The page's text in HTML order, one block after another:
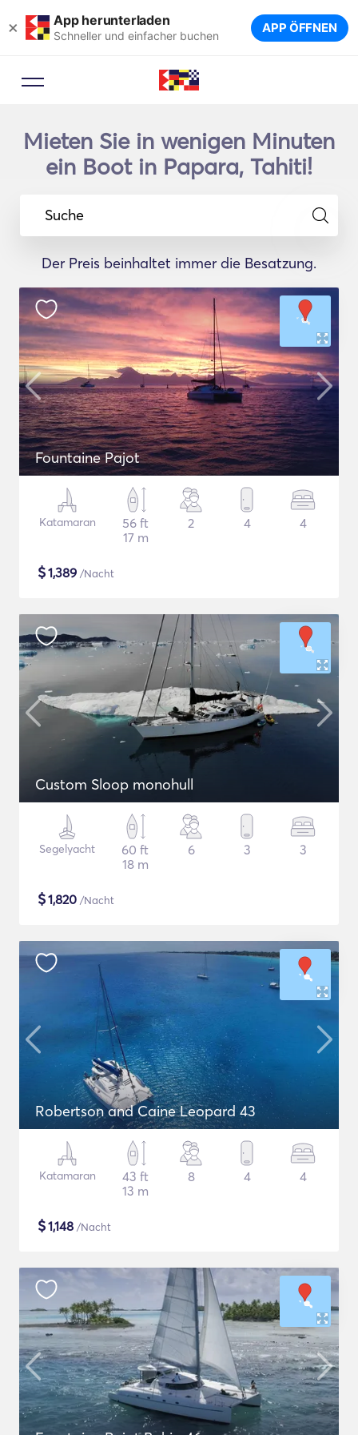
× App herunterladen
Schneller und einfacher buchen APP ÖFFNEN
Mieten Sie in wenigen Minuten
ein Boot in Papara, Tahiti!
Suche
Der Preis beinhaltet immer die Besatzung.
Fountaine Pajot
Katamaran
56 ft
17 m
2 4 4
$1,389 /Nacht
Custom Sloop monohull
Segelyacht
60 ft
18 m
6 3 3
$1,820 /Nacht
Robertson and Caine Leopard 43
Katamaran
43 ft
13 m
8 4 4
$1,148 /Nacht